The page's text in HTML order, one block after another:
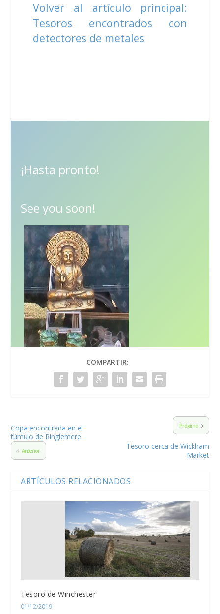
Volver al artículo principal:
Tesoros encontrados con
detectores de metales
¡Hasta pronto!
See you soon!
COMPARTIR:
Copa encontrada en el
túmulo de Ringlemere
Anterior
Próximo
Tesoro cerca de Wickham
Market
ARTÍCULOS RELACIONADOS
Tesoro de Winchester
01/12/2019